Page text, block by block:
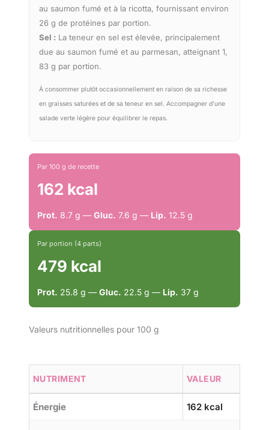
au saumon fumé et à la ricotta, fournissant environ
26 g de protéines par portion.
Sel : La teneur en sel est élevée, principalement
due au saumon fumé et au parmesan, atteignant 1,
83 g par portion.
À consommer plutôt occasionnellement en raison de sa richesse
en graisses saturées et de sa teneur en sel. Accompagner d'une
salade verte légère pour équilibrer le repas.
Par 100 g de recette
162 kcal
Prot. 8.7 g — Gluc. 7.6 g — Lip. 12.5 g
Par portion (4 parts)
479 kcal
Prot. 25.8 g — Gluc. 22.5 g — Lip. 37 g
Valeurs nutritionnelles pour 100 g
NUTRIMENT VALEUR
Énergie 162 kcal